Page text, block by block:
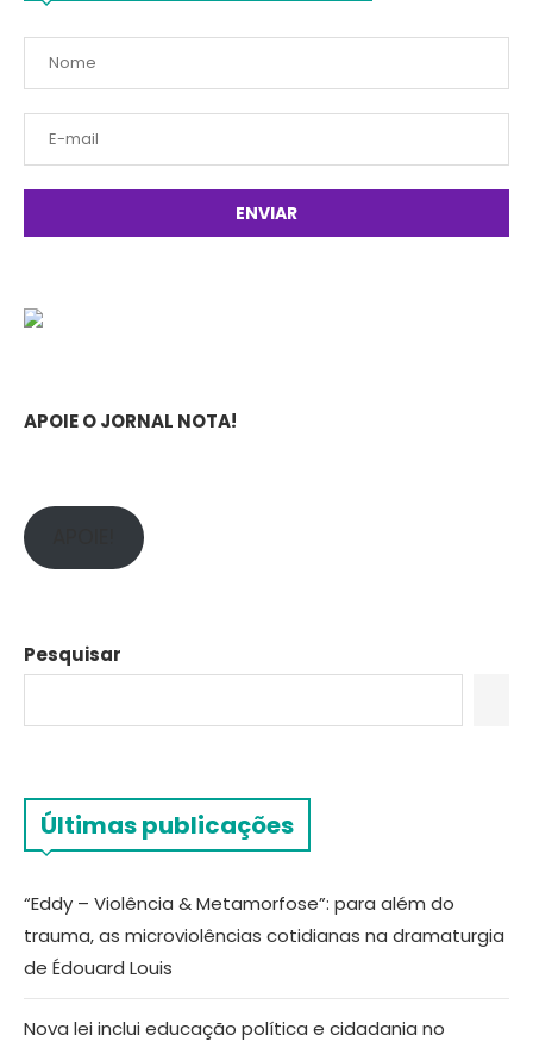
APOIE O JORNAL NOTA!
Pesquisar
Últimas publicações
“Eddy – Violência & Metamorfose”: para além do
trauma, as microviolências cotidianas na dramaturgia
de Édouard Louis
Nova lei inclui educação política e cidadania no